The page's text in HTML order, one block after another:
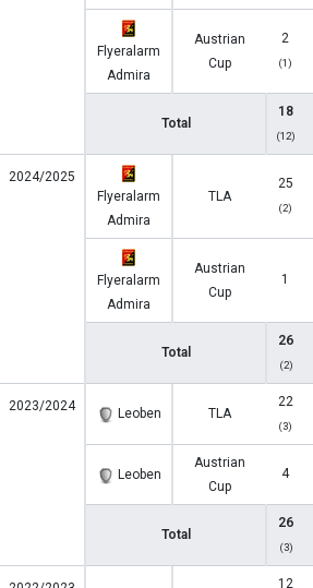
Flyeralarm
Admira
Austrian
Cup
2
(1)
Total
18
(12)
2024/2025
Flyeralarm
Admira
TLA
25
(2)
Flyeralarm
Admira
Austrian
Cup
1
Total
26
(2)
2023/2024 Leoben TLA
22
(3)
Leoben
Austrian
Cup
4
Total
26
(3)
12